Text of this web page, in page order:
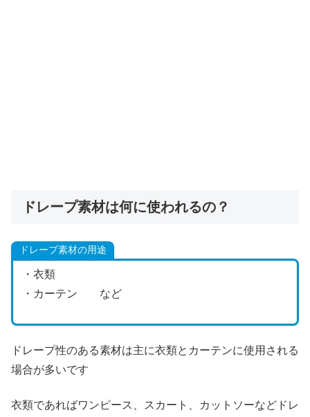
ドレープ素材は何に使われるの？
ドレープ素材の用途
・衣類
・カーテン など
ドレープ性のある素材は主に衣類とカーテンに使用される
場合が多いです
衣類であればワンピース、スカート、カットソーなどドレ